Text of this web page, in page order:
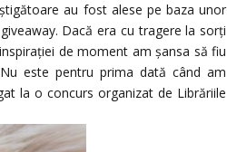
au fost alese pe baza unor
Dacă era cu tragere la sorți
de moment am șansa să fiu
este pentru prima dată când am
la o concurs organizat de Librăriile